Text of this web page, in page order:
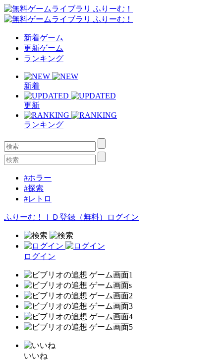
新着ゲーム
更新ゲーム
ランキング
新着
更新
ランキング
#ホラー
#探索
#レトロ
ふりーむ！ＩＤ登録（無料） ログイン
ログイン
いいね